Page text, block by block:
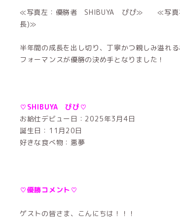
≪写真左：優勝者 SHIBUYA ぴぴ≫ ≪写真右
長)≫
半年間の成長を出し切り、丁寧かつ親しみ溢れ
フォーマンスが優勝の決め手となりました！
♡SHIBUYA ぴぴ♡
お給仕デビュー日：2025年3月4日
誕生日：11月20日
好きな食べ物：悪夢
♡優勝コメント♡
ゲストの皆さま、こんにちは！！！